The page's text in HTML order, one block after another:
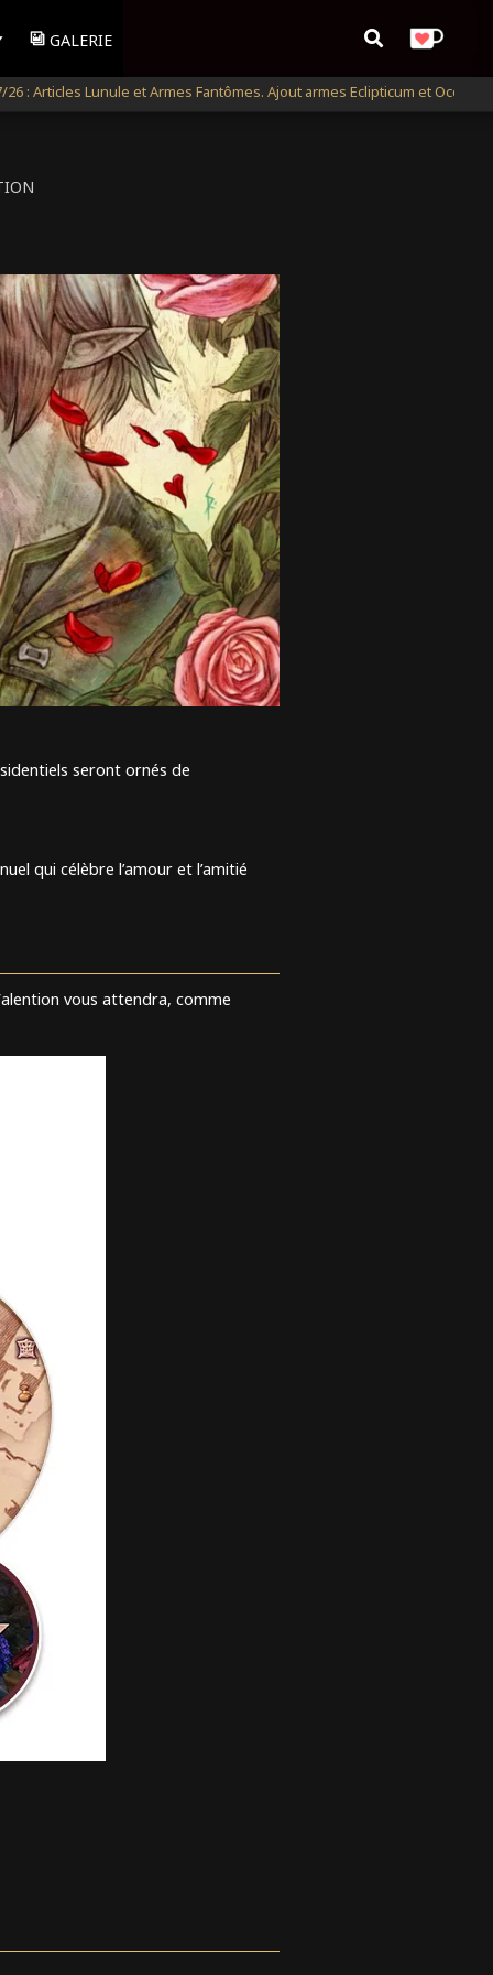
GALERIE RECHERCHER
Lunule et Armes Fantômes. Ajout armes Eclipticum et Occultum
seront ornés de
qui célèbre l’amour et l’amitié
vous attendra, comme